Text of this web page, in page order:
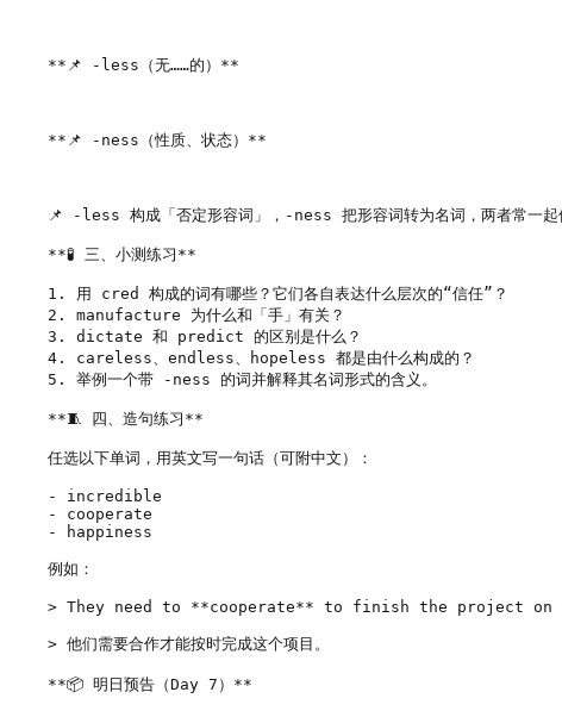
**📌 -less（无……的）**
**📌 -ness（性质、状态）**
📌 -less 构成「否定形容词」，-ness 把形容词转为名词，两者常一
**🧪 三、小测练习**
1. 用 cred 构成的词有哪些？它们各自表达什么层次的“信任”？
2. manufacture 为什么和「手」有关？
3. dictate 和 predict 的区别是什么？
4. careless、endless、hopeless 都是由什么构成的？
5. 举例一个带 -ness 的词并解释其名词形式的含义。
**🧵 四、造句练习**
任选以下单词，用英文写一句话（可附中文）：
- incredible
- cooperate
- happiness
例如：
> They need to **cooperate** to finish the project on
> 他们需要合作才能按时完成这个项目。
**📦 明日预告（Day 7）**